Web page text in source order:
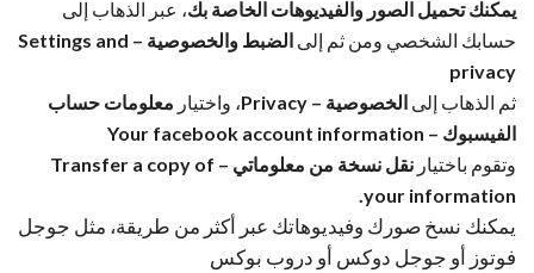
يمكنك تحميل الصور والفيديوهات الخاصة بك، عبر الذهاب إلى
حسابك الشخصي ومن ثم إلى
الضبط والخصوصية – Settings and
privacy
ثم الذهاب إلى الخصوصية – Privacy ، واختيار معلومات حساب
الفيسبوك – Your facebook account information
وتقوم باختيار
نقل نسخة من معلوماتي – Transfer a copy of
your information.
يمكنك نسخ صورك وفيديوهاتك عبر أكثر من طريقة، مثل جوجل
فوتوز أو جوجل دوكس أو دروب بوكس